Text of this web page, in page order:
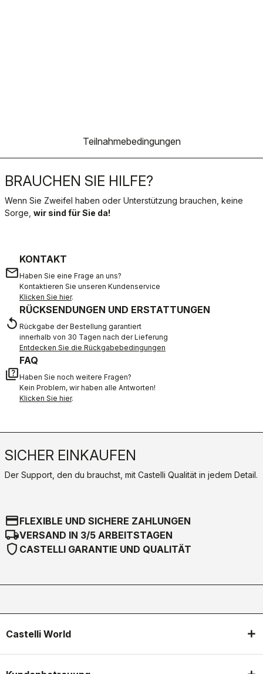
Teilnahmebedingungen
BRAUCHEN SIE HILFE?
Wenn Sie Zweifel haben oder Unterstützung brauchen, keine
Sorge, wir sind für Sie da!
email
KONTAKT
Haben Sie eine Frage an uns?
Kontaktieren Sie unseren Kundenservice
Klicken Sie hier.
replay
RÜCKSENDUNGEN UND ERSTATTUNGEN
Rückgabe der Bestellung garantiert
innerhalb von 30 Tagen nach der Lieferung
Entdecken Sie die Rückgabebedingungen
quiz
FAQ
Haben Sie noch weitere Fragen?
Kein Problem, wir haben alle Antworten!
Klicken Sie hier.
SICHER EINKAUFEN
Der Support, den du brauchst, mit Castelli Qualität in jedem Detail.
credit_cardFLEXIBLE UND SICHERE ZAHLUNGEN
local_shippingVERSAND IN 3/5 ARBEITSTAGEN
shield CASTELLI GARANTIE UND QUALITÄT
Castelli World